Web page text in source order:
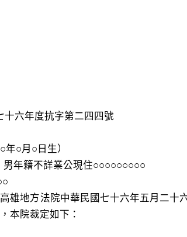
雄地方法院中華民國七十六年五月二十
本院裁定如下：